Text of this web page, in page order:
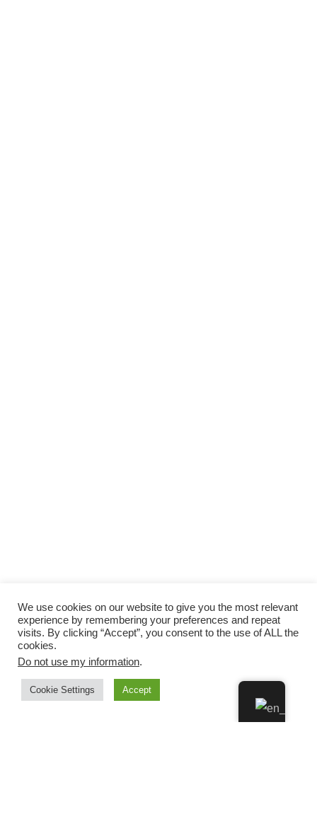
We use cookies on our website to give you the most relevant
experience by remembering your preferences and repeat
visits. By clicking “Accept”, you consent to the use of ALL the
cookies.
Do not use my information.
Cookie Settings Accept